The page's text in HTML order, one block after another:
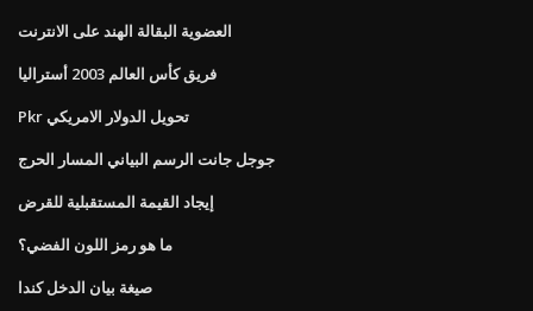
العضوية البقالة الهند على الانترنت
فريق كأس العالم 2003 أستراليا
Pkr تحويل الدولار الامريكي
جوجل جانت الرسم البياني المسار الحرج
إيجاد القيمة المستقبلية للقرض
ما هو رمز اللون الفضي؟
صيغة بيان الدخل كندا